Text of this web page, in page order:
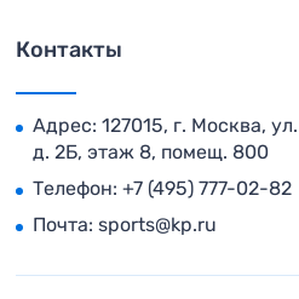
Контакты
Адрес: 127015, г. Москва,
д. 2Б, этаж 8, помещ. 800
Телефон: +7 (495) 777-02-82
Почта: sports@kp.ru